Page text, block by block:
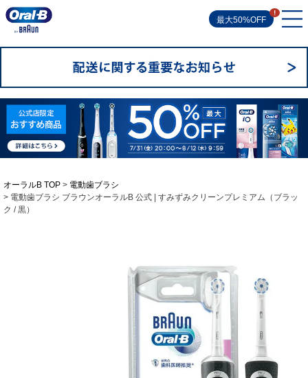
最大50%OFF
オーラルB TOP
電動歯ブラシ
電動歯ブラシ ブラウンオーラルB 公式 | すみずみクリーンプレミアム（ブラッ
ク / 黒）